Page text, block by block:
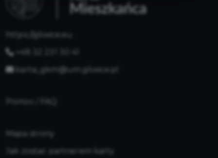
https://gliwice.eu
+48 32 231 30 41
karta_gkm@um.gliwice.pl
Mapa strony
Jak zostać partnerem karty